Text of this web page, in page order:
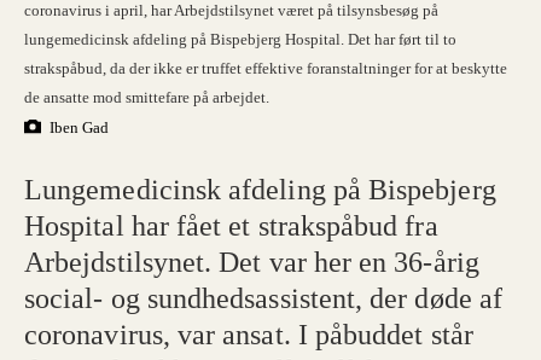
coronavirus i april, har Arbejdstilsynet været på tilsynsbesøg på
lungemedicinsk afdeling på Bispebjerg Hospital. Det har ført til to
strakspåbud, da der ikke er truffet effektive foranstaltninger for at beskytte
de ansatte mod smittefare på arbejdet.
Iben Gad
Lungemedicinsk afdeling på Bispebjerg
Hospital har fået et strakspåbud fra
Arbejdstilsynet. Det var her en 36-årig
social- og sundhedsassistent, der døde af
coronavirus, var ansat. I påbuddet står